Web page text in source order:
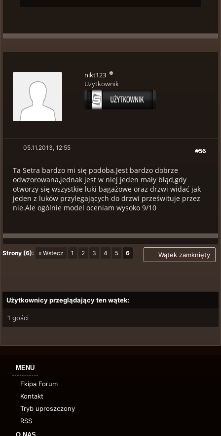
nikt123
Użytkownik
#56
05.11.2013, 12:55
Ta Setra bardzo mi się podoba.Jest bardzo dobrze
odwzorowana,jednak jest w niej jeden mały błąd,gdy
otworzy się wszystkie luki bagażowe oraz drzwi widać jak
jeden z luków przylegających do drzwi prześwituje przez
nie.Ale ogólnie model oceniam wysoko 9/10
Strony (6): « Wstecz 1 2 3 4 5 6 Wątek zamknięty
Użytkownicy przeglądający ten wątek:
1 gości
MENU
Ekipa Forum
Kontakt
Tryb uproszczony
RSS